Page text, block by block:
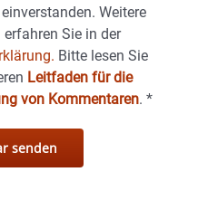
Weitere
Sie in der
Bitte lesen Sie
Leitfaden für die
von Kommentaren.*